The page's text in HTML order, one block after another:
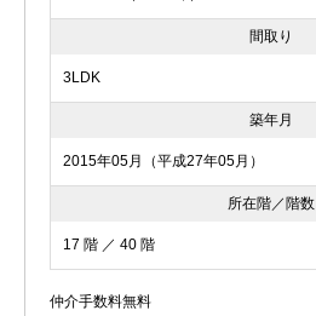
間取り
3LDK
築年月
2015年05月（平成27年05月）
所在階／階数
17 階 ／ 40 階
仲介手数料無料